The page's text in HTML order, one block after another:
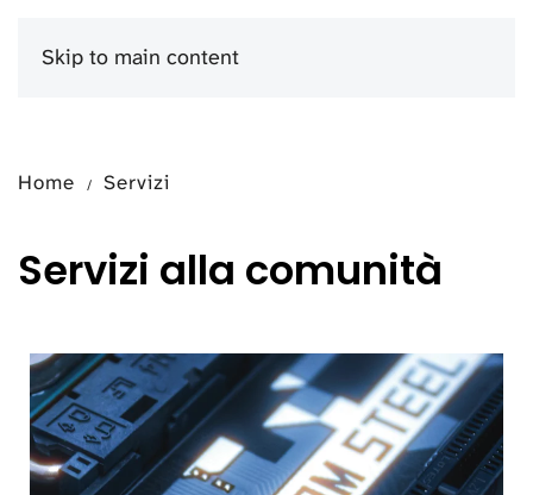
Skip to main content
Home Servizi
Servizi alla comunità